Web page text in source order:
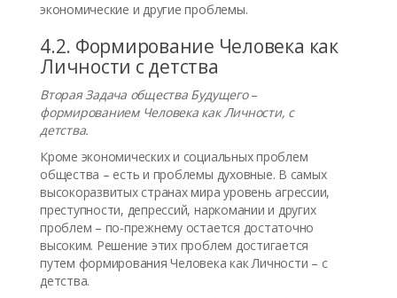
экономические и другие проблемы.
4.2. Формирование Человека как
Личности с детства
Вторая Задача общества Будущего–
формированием Человека как Личности, с
детства.
Кроме экономических и социальных проблем
общества – есть и проблемы духовные. В самых
высокоразвитых странах мира уровень агрессии,
преступности, депрессий, наркомании и других
проблем – по-прежнему остается достаточно
высоким. Решение этих проблем достигается
путем формирования Человека как Личности – с
детства.